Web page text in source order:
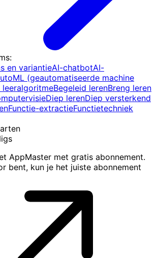
:
en variantieAI-chatbotAI-
(geautomatiseerde machine
leeralgoritmeBegeleid lerenBreng leren
Diep lerenDiep versterkend
Functie-extractieFunctietechniek
AppMaster met gratis abonnement.
bent, kun je het juiste abonnement